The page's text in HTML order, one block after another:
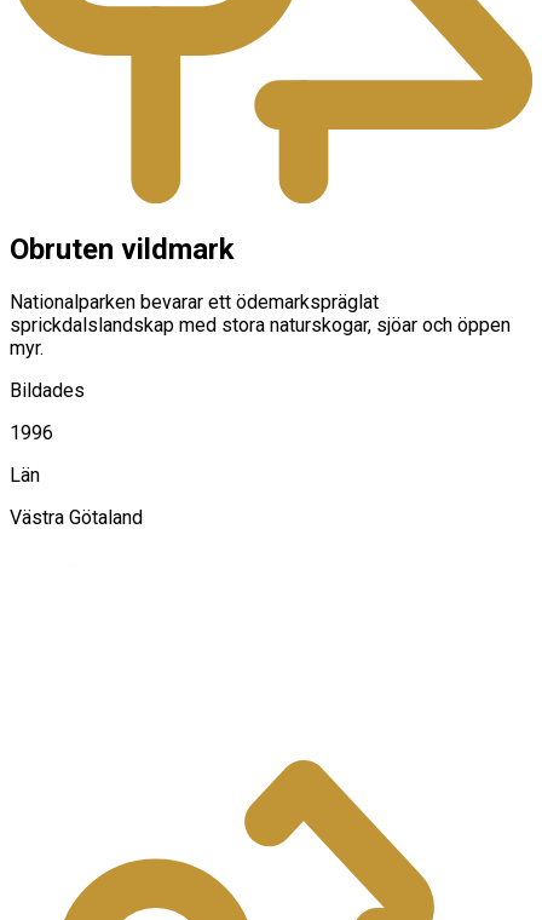
Obruten vildmark
Nationalparken bevarar ett ödemarkspräglat
sprickdalslandskap med stora naturskogar, sjöar och öppen
myr.
Bildades
1996
Län
Västra Götaland